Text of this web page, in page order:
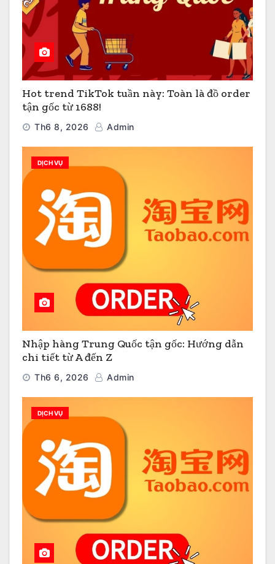
Hot trend TikTok tuần này: Toàn là đồ order
tận gốc từ 1688!
Th6 8, 2026 Admin
DỊCH VỤ
Nhập hàng Trung Quốc tận gốc: Hướng dẫn
chi tiết từ A đến Z
Th6 6, 2026 Admin
DỊCH VỤ